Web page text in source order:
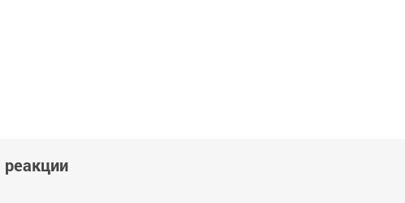
реакции